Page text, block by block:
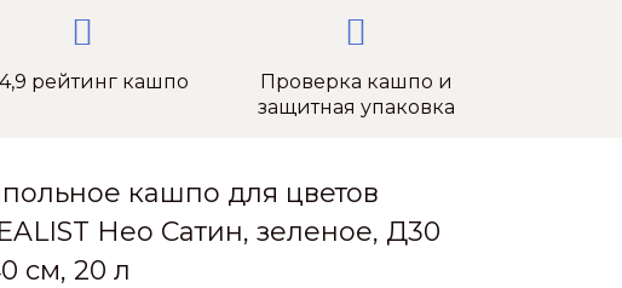
4,9 рейтинг кашпо
Проверка кашпо и
защитная упаковка
кашпо для цветов
Нео Сатин, зеленое, Д30
см, 20 л